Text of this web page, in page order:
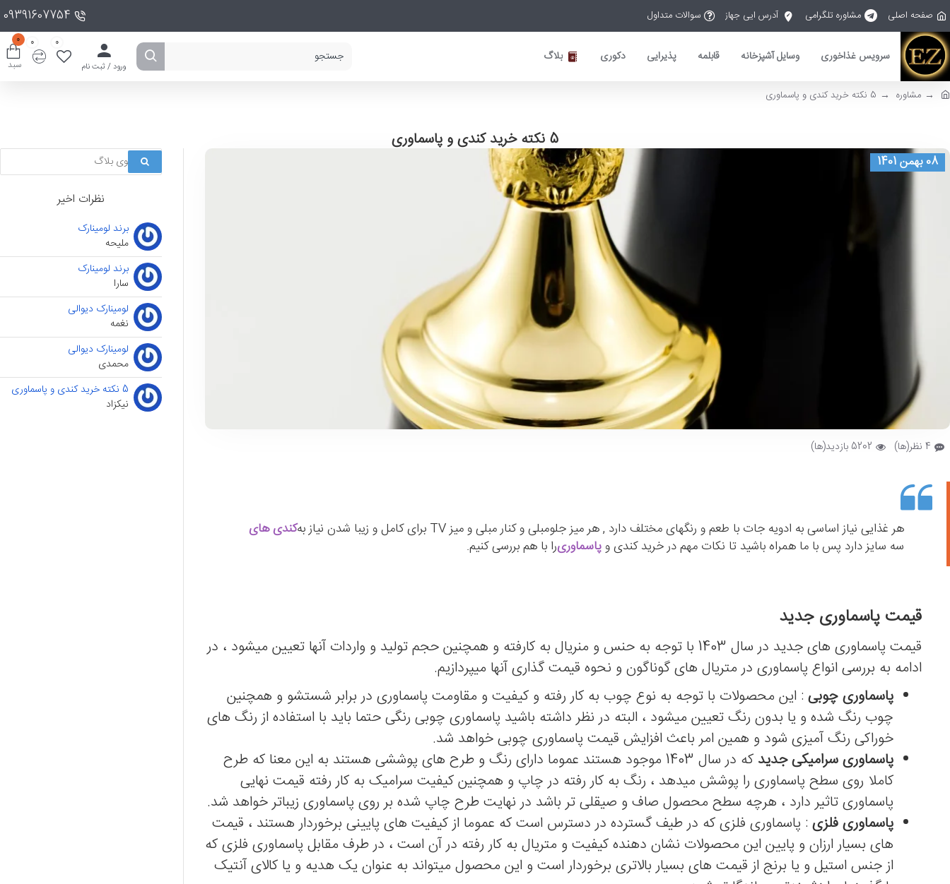
صفحه اصلی مشاوره تلگرامی آدرس ایی جهاز سوالات متداول 09391607754
سرویس غذاخوری وسایل آشپزخانه قابلمه پذیرایی دکوری بلاگ
ورود / ثبت نام
0
0
سبد
0
مشاوره 5 نکته خرید کندی و پاسماوری
5 نکته خرید کندی و پاسماوری
08 بهمن 1401
4 نظر(ها) 5202 بازدید(ها)
هر غذایی نیاز اساسی به ادویه جات با طعم و رنگهای مختلف دارد , هر میز جلومبلی و کنار مبلی و میز TV برای کامل و زیبا شدن نیاز به
کندی های
سه سایز دارد پس با ما همراه باشید تا نکات مهم در خرید کندی و پاسماوریرا با هم بررسی کنیم.
قیمت پاسماوری جدید
قیمت پاسماوری های جدید در سال 1403 با توجه به حنس و منریال به کارفته و همچنین حجم تولید و واردات آنها تعیین میشود ، در
ادامه به بررسی انواع پاسماوری در متریال های گوناگون و نحوه قیمت گذاری آنها میپردازیم.
پاسماوری چوبی : این محصولات با توجه به نوع چوب به کار رفته و کیفیت و مقاومت پاسماوری در برابر شستشو و همچنین
چوب رنگ شده و یا بدون رنگ تعیین میشود ، البته در نظر داشته باشید پاسماوری چوبی رنگی حتما باید با استفاده از رنگ های
خوراکی رنگ آمیزی شود و همین امر باعث افزایش قیمت پاسماوری چوبی خواهد شد.
پاسماوری سرامیکی جدید
که در سال 1403 موجود هستند عموما دارای رنگ و طرح های پوششی هستند به این معنا که طرح
کاملا روی سطح پاسماوری را پوشش میدهد ، رنگ به کار رفته در چاپ و همچنین کیفیت سرامیک به کار رفته قیمت نهایی
پاسماوری تاثیر دارد ، هرچه سطح محصول صاف و صیقلی تر باشد در نهایت طرح چاپ شده بر روی پاسماوری زیباتر خواهد شد.
پاسماوری فلزی : پاسماوری فلزی که در طیف گسترده در دسترس است که عموما از کیفیت های پایینی برخوردار هستند ، قیمت
های بسیار ارزان و پایین این محصولات نشان دهنده کیفیت و متریال به کار رفته در آن است ، در طرف مقابل پاسماوری فلزی که
از جنس استیل و یا برنج از قیمت های بسیار بالاتری برخوردار است و این محصول میتواند به عنوان یک هدیه و یا کالای آنتیک
نظرات اخیر
برند لومینارک
ملیحه
برند لومینارک
سارا
لومینارک دیوالی
نغمه
لومینارک دیوالی
محمدی
5 نکته خرید کندی و پاسماوری
نیکزاد